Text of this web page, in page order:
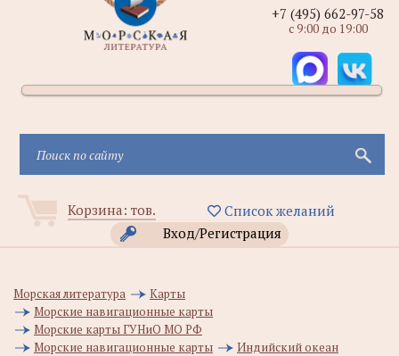
Корзина: тов.
Список желаний
Вход/Регистрация
+7 (495) 662-97-58
с 9:00 до 19:00
Морская литература
Карты
Морские навигационные карты
Морские карты ГУНиО МО РФ
Морские навигационные карты
Индийский океан